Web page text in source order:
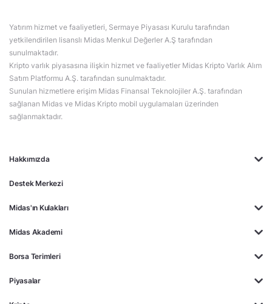
Hakkımızda
Destek Merkezi
Midas'ın Kulakları
Midas Akademi
Borsa Terimleri
Piyasalar
Yatırım hizmet ve faaliyetleri, Sermaye Piyasası Kurulu tarafından
yetkilendirilen lisanslı Midas Menkul Değerler A.Ş tarafından
sunulmaktadır.
Kripto varlık piyasasına ilişkin hizmet ve faaliyetler Midas Kripto Varlık Alım
Satım Platformu A.Ş. tarafından sunulmaktadır.
Sunulan hizmetlere erişim Midas Finansal Teknolojiler A.Ş. tarafından
sağlanan Midas ve Midas Kripto mobil uygulamaları üzerinden
sağlanmaktadır.